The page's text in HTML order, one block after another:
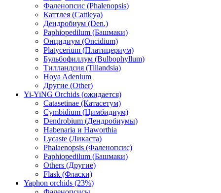
Фаленопсис (Phalenopsis)
Каттлея (Cattleya)
Дендробиум (Den.)
Paphiopedilum (Башмаки)
Онцидиум (Oncidium)
Platycerium (Платицериум)
Бульбофиллум (Bulbophyllum)
Тилландсия (Tillandsia)
Hoya Adenium
Другие (Other)
Yi-YiNG Orchids (ожидается)
Catasetinae (Катасетум)
Cymbidium (Цимбидиум)
Dendrobium (Дендробиумы)
Habenaria и Haworthia
Lycaste (Ликаста)
Phalaenopsis (Фаленопсис)
Paphiopedilum (Башмаки)
Others (Другие)
Flask (Фласки)
Yaphon orchids (23%)